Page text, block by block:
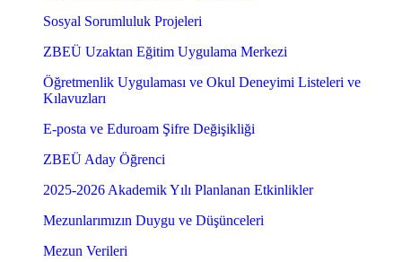
Sosyal Sorumluluk Projeleri
ZBEÜ Uzaktan Eğitim Uygulama Merkezi
Öğretmenlik Uygulaması ve Okul Deneyimi Listeleri ve
Kılavuzları
E-posta ve Eduroam Şifre Değişikliği
ZBEÜ Aday Öğrenci
2025-2026 Akademik Yılı Planlanan Etkinlikler
Mezunlarımızın Duygu ve Düşünceleri
Mezun Verileri